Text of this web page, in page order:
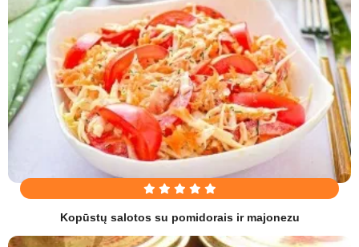
Kopūstų salotos su pomidorais ir majonezu